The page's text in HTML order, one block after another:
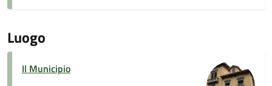
Luogo
Il Municipio